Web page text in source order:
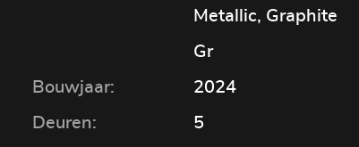
Metallic, Graphite
Gr
Bouwjaar:
2024
Deuren:
5